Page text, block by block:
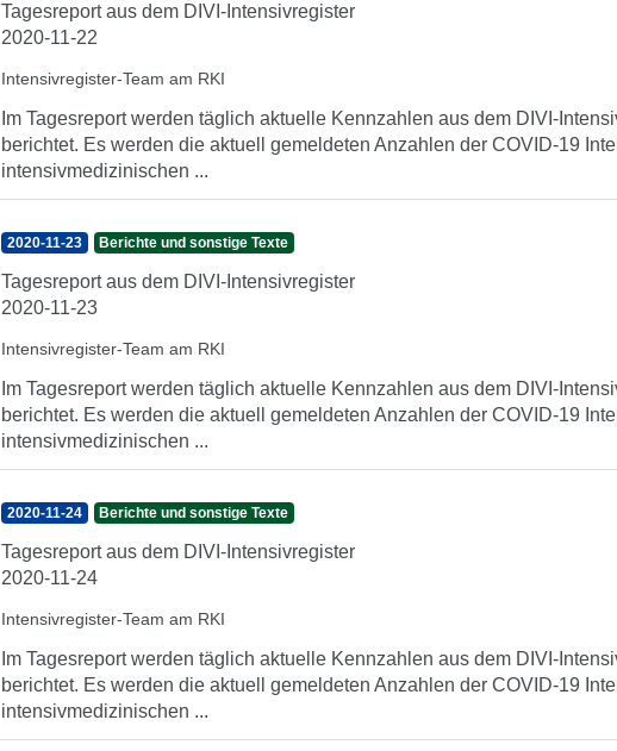
Tagesreport aus dem DIVI-Intensivregister
2020-11-22
Intensivregister-Team am RKI
Im Tagesreport werden täglich aktuelle Kennzahlen aus dem DIVI-
berichtet. Es werden die aktuell gemeldeten Anzahlen der COVID-19
intensivmedizinischen ...
2020-11-23 Berichte und sonstige Texte
Tagesreport aus dem DIVI-Intensivregister
2020-11-23
Intensivregister-Team am RKI
Im Tagesreport werden täglich aktuelle Kennzahlen aus dem DIVI-
berichtet. Es werden die aktuell gemeldeten Anzahlen der COVID-19
intensivmedizinischen ...
2020-11-24 Berichte und sonstige Texte
Tagesreport aus dem DIVI-Intensivregister
2020-11-24
Intensivregister-Team am RKI
Im Tagesreport werden täglich aktuelle Kennzahlen aus dem DIVI-
berichtet. Es werden die aktuell gemeldeten Anzahlen der COVID-19
intensivmedizinischen ...